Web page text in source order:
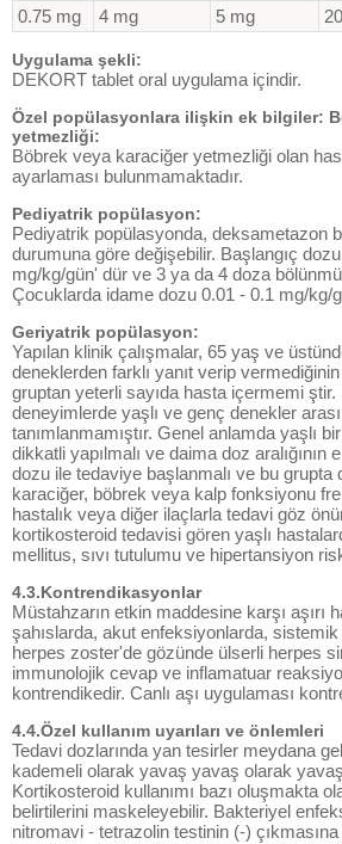
0.75 mg 4 mg 5 mg
Uygulama şekli:
DEKORT tablet oral uygulama içindir.
Özel popülasyonlara ilişkin ek bilgiler:
yetmezliği:
Böbrek veya karaciğer yetmezliği olan
ayarlaması bulunmamaktadır.
Pediyatrik popülasyon:
Pediyatrik popülasyonda, deksametazon
durumuna göre değişebilir. Başlangıç dozu
mg/kg/gün' dür ve 3 ya da 4 doza
Çocuklarda idame dozu 0.01 - 0.1 mg/kg/
Geriyatrik popülasyon:
Yapılan klinik çalışmalar, 65 yaş ve
deneklerden farklı yanıt verip
gruptan yeterli sayıda hasta içermemi ştir.
deneyimlerde yaşlı ve genç denekler
tanımlanmamıştır. Genel anlamda yaşlı
dikkatli yapılmalı ve daima doz aralığının
dozu ile tedaviye başlanmalı ve bu
karaciğer, böbrek veya kalp fonksiyonu
hastalık veya diğer ilaçlarla tedavi göz
kortikosteroid tedavisi gören yaşlı
mellitus, sıvı tutulumu ve hipertansiyon
4.3.Kontrendikasyonlar
Müstahzarın etkin maddesine karşı aşırı
şahıslarda, akut enfeksiyonlarda,
herpes zoster'de gözünde ülserli herpes
immunolojik cevap ve inflamatuar
kontrendikedir. Canlı aşı uygulaması
4.4.Özel kullanım uyarıları ve önlemleri
Tedavi dozlarında yan tesirler meydana
kademeli olarak yavaş yavaş olarak yavaş
Kortikosteroid kullanımı bazı oluşmakta
belirtilerini maskeleyebilir. Bakteriyel
nitromavi - tetrazolin testinin (-)